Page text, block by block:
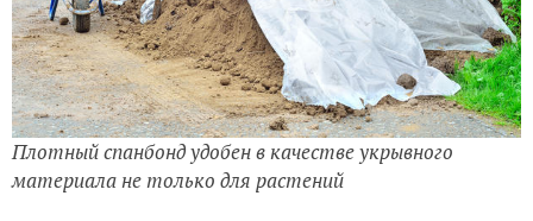
Плотный спанбонд удобен в качестве укрывного
материала не только для растений